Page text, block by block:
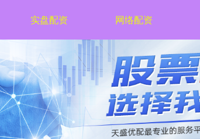
实盘配资 网络配资